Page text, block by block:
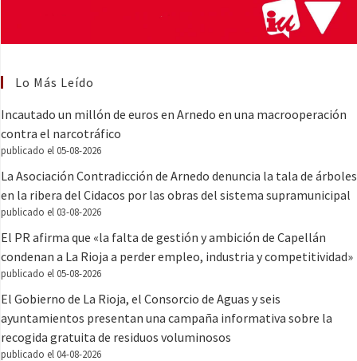
Lo Más Leído
Incautado un millón de euros en Arnedo en una macrooperación
contra el narcotráfico
publicado el 05-08-2026
La Asociación Contradicción de Arnedo denuncia la tala de árboles
en la ribera del Cidacos por las obras del sistema supramunicipal
publicado el 03-08-2026
El PR afirma que «la falta de gestión y ambición de Capellán
condenan a La Rioja a perder empleo, industria y competitividad»
publicado el 05-08-2026
El Gobierno de La Rioja, el Consorcio de Aguas y seis
ayuntamientos presentan una campaña informativa sobre la
recogida gratuita de residuos voluminosos
publicado el 04-08-2026